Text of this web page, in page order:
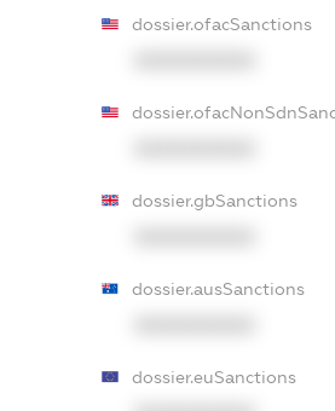
dossier.ofacSanctions
dossier.gbSanctions
dossier.ausSanctions
dossier.euSanctions